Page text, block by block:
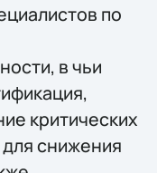
по
в чьи
критических
снижения